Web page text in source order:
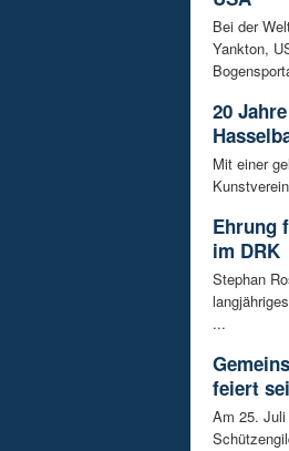
Bei der
Yankton,
20
Mit einer
Ehrung
im DRK
Stephan
...
feiert
Am 25.